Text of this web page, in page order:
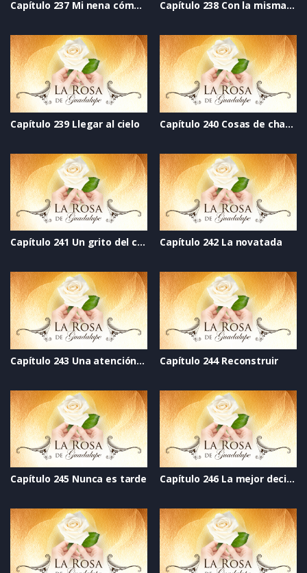
Capítulo 237 Mi nena cómplice Capítulo 238 Con la misma moneda
Capítulo 239 Llegar al cielo Capítulo 240 Cosas de chavitas
Capítulo 241 Un grito del corazón Capítulo 242 La novatada
Capítulo 243 Una atención constante Capítulo 244 Reconstruir
Capítulo 245 Nunca es tarde Capítulo 246 La mejor decisión de su vida